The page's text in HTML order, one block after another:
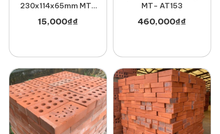
230x114x65mm MT-
15,000₫₫
MT- AT153
460,000₫₫